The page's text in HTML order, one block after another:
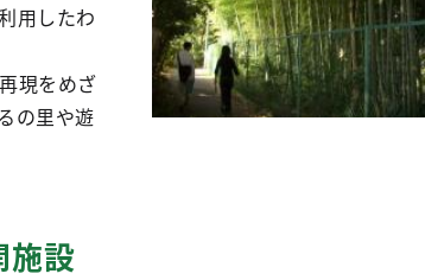
用したわ
現をめざ
の里や遊
施設